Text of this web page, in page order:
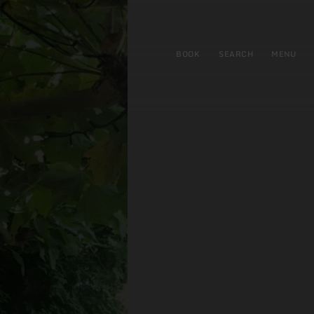
BOOK SEARCH MENU